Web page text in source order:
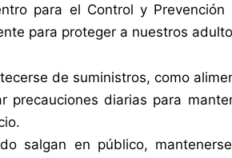
para el Control y
para proteger a nuestros
de suministros, como
precauciones diarias para
salgan en público,